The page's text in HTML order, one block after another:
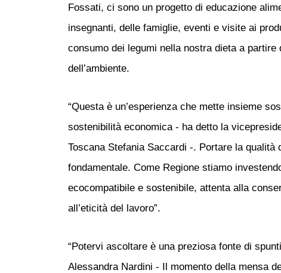
Fossati, ci sono un progetto di educazione
insegnanti, delle famiglie, eventi e visite ai
consumo dei legumi nella nostra dieta a
dell’ambiente.
“Questa è un’esperienza che mette insieme
sostenibilità economica - ha detto la
Toscana Stefania Saccardi -. Portare la
fondamentale. Come Regione stiamo
ecocompatibile e sostenibile, attenta alla
all’eticità del lavoro”.
“Potervi ascoltare è una preziosa fonte di
Alessandra Nardini - Il momento della mensa